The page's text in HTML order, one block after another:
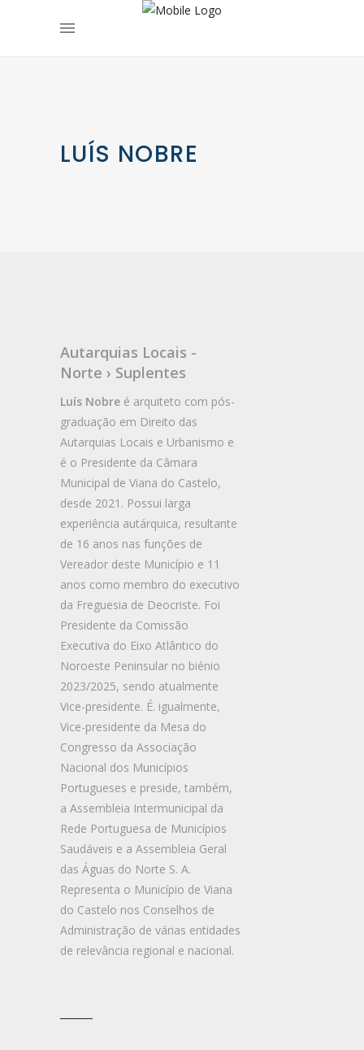
LUÍS NOBRE
Autarquias Locais -
Norte › Suplentes
Luís Nobre é arquiteto com pós-
graduação em Direito das
Autarquias Locais e Urbanismo e
é o Presidente da Câmara
Municipal de Viana do Castelo,
desde 2021. Possui larga
experiência autárquica, resultante
de 16 anos nas funções de
Vereador deste Município e 11
anos como membro do executivo
da Freguesia de Deocriste. Foi
Presidente da Comissão
Executiva do Eixo Atlântico do
Noroeste Peninsular no biénio
2023/2025, sendo atualmente
Vice-presidente. É. igualmente,
Vice-presidente da Mesa do
Congresso da Associação
Nacional dos Municípios
Portugueses e preside, também,
a Assembleia Intermunicipal da
Rede Portuguesa de Municípios
Saudáveis e a Assembleia Geral
das Águas do Norte S. A.
Representa o Município de Viana
do Castelo nos Conselhos de
Administração de várias entidades
de relevância regional e nacional.